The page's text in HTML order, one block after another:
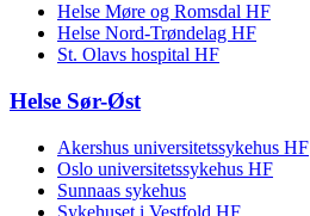
Helse Møre og Romsdal HF
Helse Nord-Trøndelag HF
St. Olavs hospital HF
Helse Sør-Øst
Akershus universitetssykehus HF
Oslo universitetssykehus HF
Sunnaas sykehus
Sykehuset i Vestfold HF